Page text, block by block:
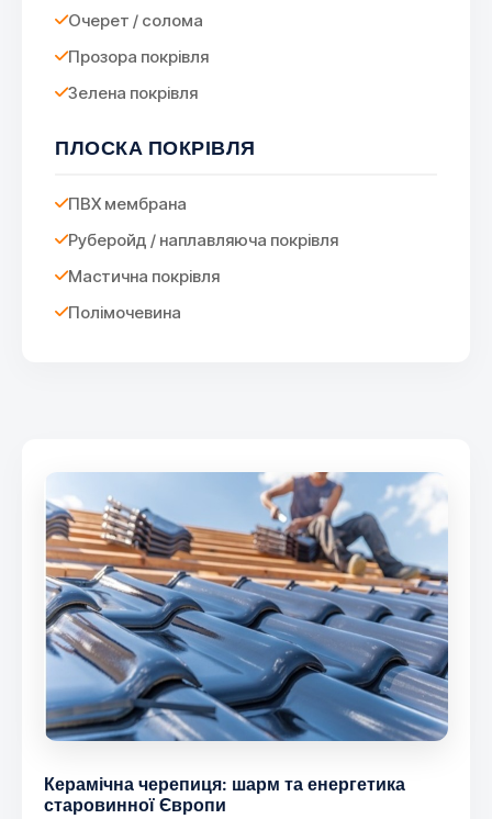
Очерет / солома
Прозора покрівля
Зелена покрівля
ПЛОСКА ПОКРІВЛЯ
ПВХ мембрана
Руберойд / наплавляюча покрівля
Мастична покрівля
Полімочевина
Керамічна черепиця: шарм та енергетика
старовинної Європи